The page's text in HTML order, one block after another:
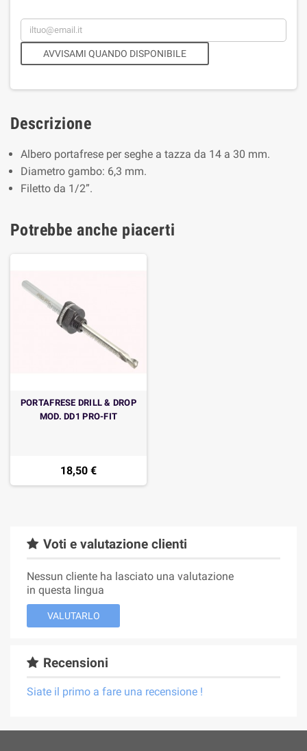
AVVISAMI QUANDO DISPONIBILE
Descrizione
Albero portafrese per seghe a tazza da 14 a 30 mm.
Diametro gambo: 6,3 mm.
Filetto da 1/2”.
Potrebbe anche piacerti
PORTAFRESE DRILL & DROP
MOD. DD1 PRO-FIT
18,50 €
Voti e valutazione clienti
Nessun cliente ha lasciato una valutazione
in questa lingua
VALUTARLO
Recensioni
Siate il primo a fare una recensione !